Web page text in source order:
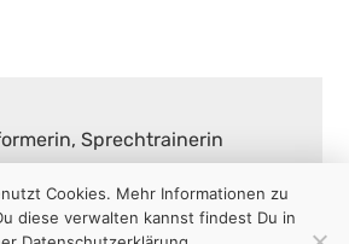
Sprechtrainerin
Cookies. Mehr Informationen zu
diese verwalten kannst findest Du in